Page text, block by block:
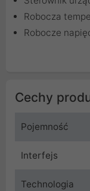
Robocza
Robocze
Cechy
Pojemność
Interfejs
Technologia